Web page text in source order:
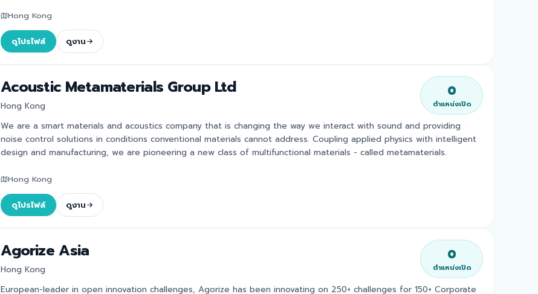
Hong Kong
ดูโปรไฟล์ ดูงาน
Acoustic Metamaterials Group Ltd
Hong Kong
0
ตำแหน่งเปิด
We are a smart materials and acoustics company that is changing the way we interact with sound and providing
noise control solutions in conditions conventional materials cannot address. Coupling applied physics with intelligent
design and manufacturing, we are pioneering a new class of multifunctional materials - called metamaterials.
Hong Kong
ดูโปรไฟล์ ดูงาน
Agorize Asia
Hong Kong
0
ตำแหน่งเปิด
European-leader in open innovation challenges, Agorize has been innovating on 250+ challenges for 150+ Corporate